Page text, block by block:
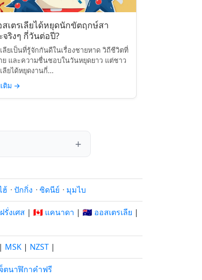
เตรเลียได้หยุดนักขัตฤกษ์สา
ริงๆ กี่วันต่อปี?
ลียเป็นที่รู้จักกันดีในเรื่องชายหาด วิถีชีวิตที่
ย และความชื่นชอบในวันหยุดยาว แต่ชาว
ลียได้หยุดงานกี่...
ติม →
ฮ้ · ปักกิ่ง · ซิดนีย์ · มุมไบ
รั่งเศส | 🇨🇦 แคนาดา | 🇦🇺 ออสเตรเลีย |
| MSK | NZST |
ตนาฬิกาคำฟรี